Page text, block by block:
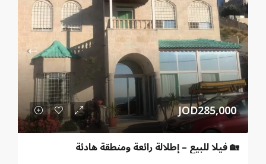
JOD285,000
🏡 فيلا للبيع – إطلالة رائعة ومنطقة هادئة